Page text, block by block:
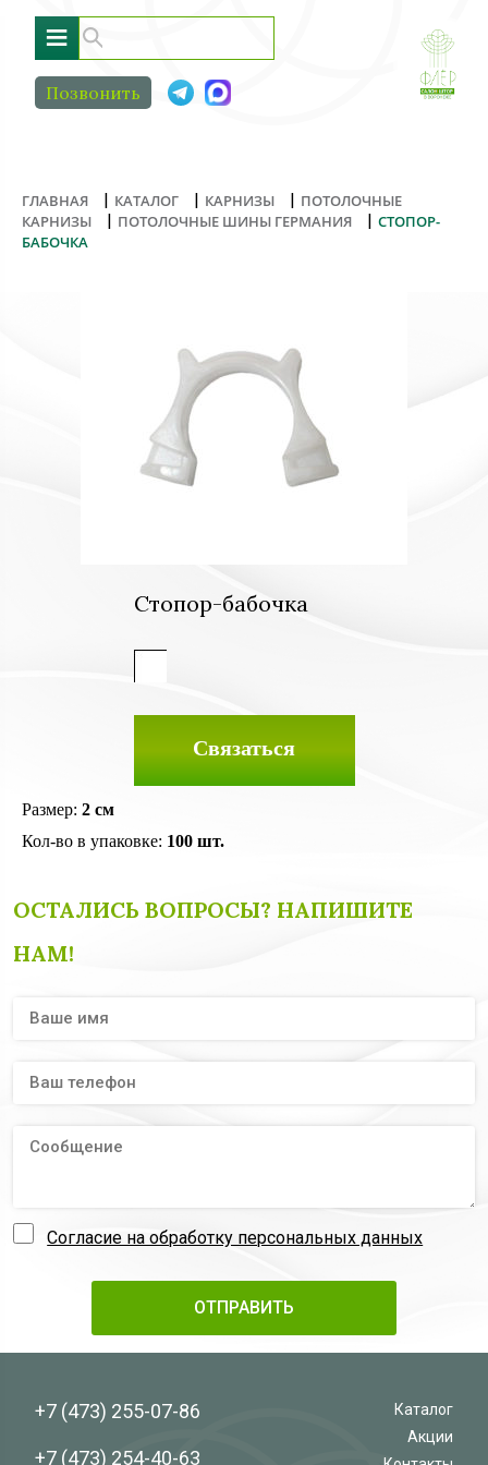
≡
Позвонить
ГЛАВНАЯ | КАТАЛОГ | КАРНИЗЫ | ПОТОЛОЧНЫЕ
КАРНИЗЫ
| ПОТОЛОЧНЫЕ ШИНЫ ГЕРМАНИЯ | СТОПОР-
БАБОЧКА
Стопор-бабочка
Связаться
Размер: 2 см
Кол-во в упаковке: 100 шт.
ОСТАЛИСЬ ВОПРОСЫ? НАПИШИТЕ
НАМ!
Согласие на обработку персональных данных
+7 (473) 255-07-86
+7 (473) 254-40-63
Каталог
Акции